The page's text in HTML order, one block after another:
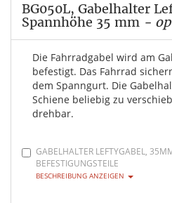
BG050L, Gabelhalter
Spannhöhe 35 mm -
Die Fahrradgabel wird am
befestigt. Das Fahrrad
dem Spanngurt. Die
Schiene beliebig zu
drehbar.
GABELHALTER LEFTYGABEL,
BEFESTIGUNGSTEILE
BESCHREIBUNG ANZEIGEN